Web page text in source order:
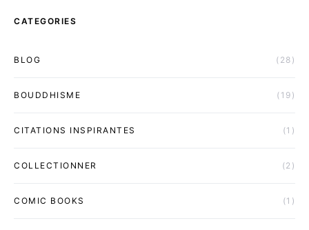
CATEGORIES
BLOG (28)
BOUDDHISME (19)
CITATIONS INSPIRANTES (1)
COLLECTIONNER (2)
COMIC BOOKS (1)